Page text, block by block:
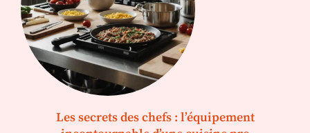
Les secrets des chefs : l’équipement